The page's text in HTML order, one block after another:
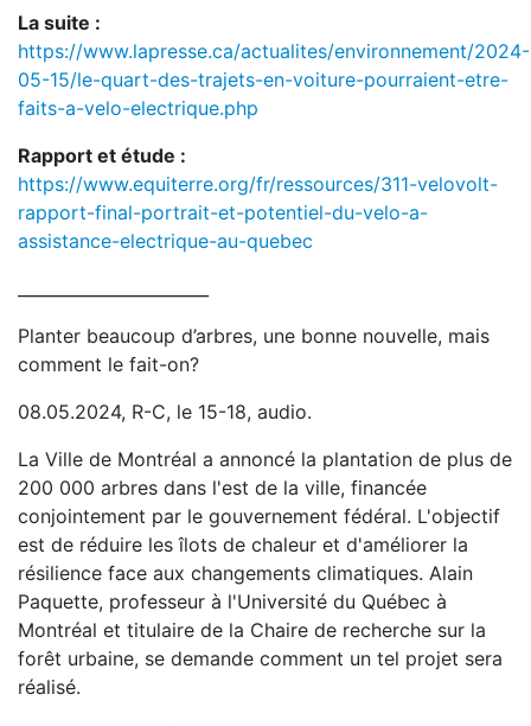
La suite :
https://www.lapresse.ca/actualites/environnement/2024-
05-15/le-quart-des-trajets-en-voiture-pourraient-etre-
faits-a-velo-electrique.php
Rapport et étude :
https://www.equiterre.org/fr/ressources/311-velovolt-
rapport-final-portrait-et-potentiel-du-velo-a-
assistance-electrique-au-quebec
Planter beaucoup d’arbres, une bonne nouvelle, mais
comment le fait-on?
08.05.2024, R-C, le 15-18, audio.
La Ville de Montréal a annoncé la plantation de plus de
200 000 arbres dans l'est de la ville, financée
conjointement par le gouvernement fédéral. L'objectif
est de réduire les îlots de chaleur et d'améliorer la
résilience face aux changements climatiques. Alain
Paquette, professeur à l'Université du Québec à
Montréal et titulaire de la Chaire de recherche sur la
forêt urbaine, se demande comment un tel projet sera
réalisé.